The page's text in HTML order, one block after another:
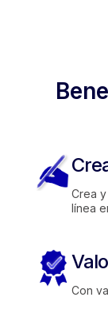
Crea
línea
Con